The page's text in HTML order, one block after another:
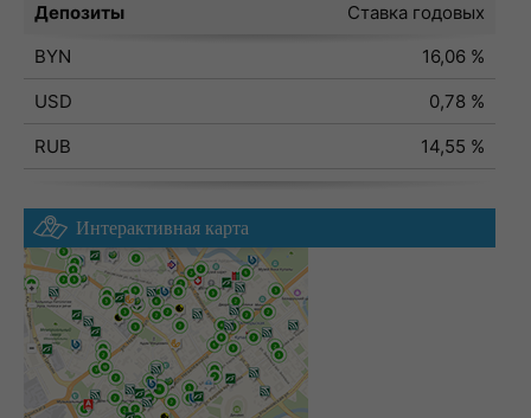
Депозиты
Ставка годовых
BYN
16,06 %
USD
0,78 %
RUB
14,55 %
Интерактивная карта